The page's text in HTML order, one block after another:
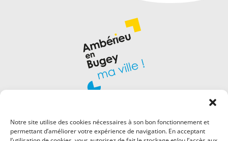
Notre site utilise des cookies nécessaires à son bon fonctionnement et
permettant d’améliorer votre expérience de navigation. En acceptant